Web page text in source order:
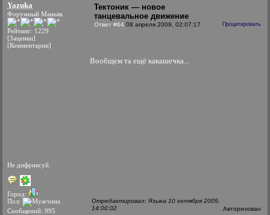
Yazuka
Форумный Маньяк
Рейтинг: 1229
[Заценки]
[Комментарии]
Не дифриксуй.
Город:
Пол:
Сообщений: 995
Тектоник — новое
танцевальное движение
Ответ #64 08 апреля 2009, 02:07:17 Процитировать
Вообщем та ещё какашечка...
Отредактировал: Языка 10 октября 2009,
14:00:02
Авторизован